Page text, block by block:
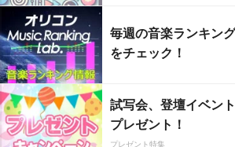
毎週の音楽ランキン
をチェック！
試写会、登壇イベン
プレゼント！
プレゼント特集